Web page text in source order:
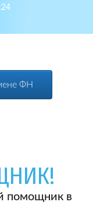
ФН
помощник в